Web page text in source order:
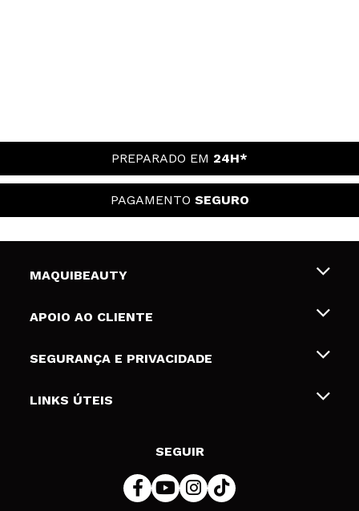
PREPARADO EM 24H*
PAGAMENTO SEGURO
MAQUIBEAUTY
Sobre nós
Gift Cards
APOIO AO CLIENTE
Envios e Devoluções
Formas de pagamento
SEGURANÇA E PRIVACIDADE
Termos e Privacidade
LINKS ÚTEIS
SEGUIR